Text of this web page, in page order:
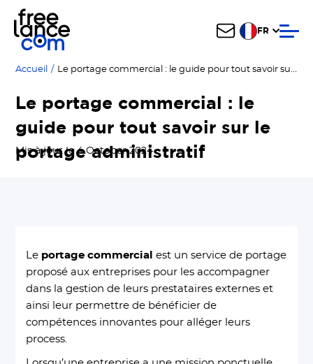
FR
Accueil / Le portage commercial : le guide pour tout savoir sur le portage administratif
Le portage commercial : le
guide pour tout savoir sur le
portage administratif
Mis à jour le 4 October 2024
Le portage commercial est un service de portage
proposé aux entreprises pour les accompagner
dans la gestion de leurs prestataires externes et
ainsi leur permettre de bénéficier de
compétences innovantes pour alléger leurs
process.